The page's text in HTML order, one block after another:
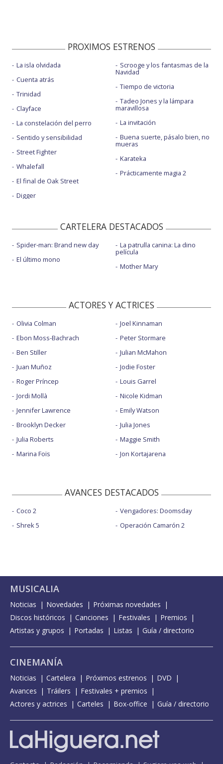
PROXIMOS ESTRENOS
La isla olvidada
Cuenta atrás
Trinidad
Clayface
La constelación del perro
Sentido y sensibilidad
Street Fighter
Whalefall
El final de Oak Street
Digger
Scrooge y los fantasmas de la
Navidad
Tiempo de victoria
Tadeo Jones y la lámpara
maravillosa
La invitación
Buena suerte, pásalo bien, no
mueras
Karateka
Prácticamente magia 2
CARTELERA DESTACADOS
Spider-man: Brand new day
El último mono
La patrulla canina: La dino
película
Mother Mary
ACTORES Y ACTRICES
Olivia Colman
Ebon Moss-Bachrach
Ben Stiller
Juan Muñoz
Roger Príncep
Jordi Mollà
Jennifer Lawrence
Brooklyn Decker
Julia Roberts
Marina Foïs
Joel Kinnaman
Peter Stormare
Julian McMahon
Jodie Foster
Louis Garrel
Nicole Kidman
Emily Watson
Julia Jones
Maggie Smith
Jon Kortajarena
AVANCES DESTACADOS
Coco 2
Shrek 5
Vengadores: Doomsday
Operación Camarón 2
MUSICALIA
Noticias Novedades
Próximas novedades
Discos históricos
Canciones Festivales
Premios
Artistas y grupos
Portadas Listas Guía / directorio
CINEMANÍA
Noticias Cartelera Próximos estrenos
DVD
Avances
Tráilers
Festivales + premios
Actores y actrices
Carteles Box-office Guía / directorio